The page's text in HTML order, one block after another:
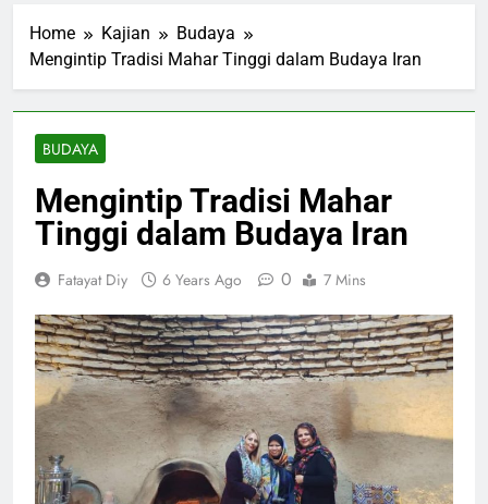
Home Kajian
Budaya
Mengintip Tradisi Mahar Tinggi dalam Budaya Iran
BUDAYA
Mengintip Tradisi Mahar
Tinggi dalam Budaya Iran
Fatayat Diy 6 Years Ago 0 7 Mins